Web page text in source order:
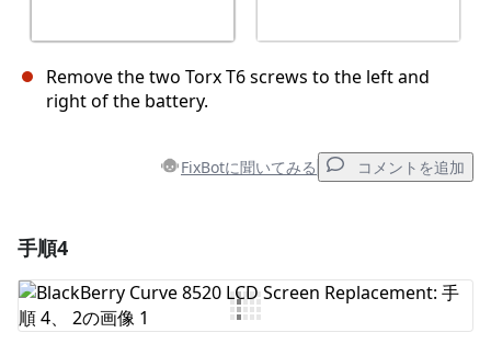
Remove the two Torx T6 screws to the left and
right of the battery.
FixBotに聞いてみる コメントを追加
コメントを追加
手順4